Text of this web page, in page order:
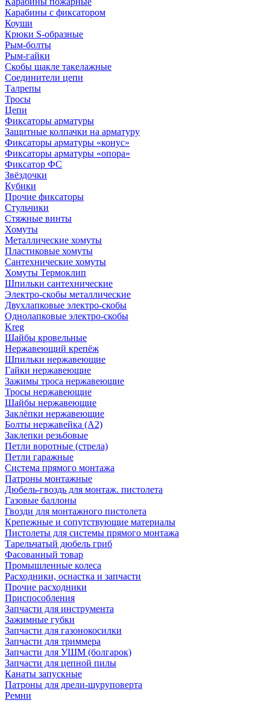
Карабины с фиксатором
Коуши
Крюки S-образные
Рым-болты
Рым-гайки
Скобы шакле такелажные
Соединители цепи
Талрепы
Тросы
Цепи
Фиксаторы арматуры
Защитные колпачки на арматуру
Фиксаторы арматуры «конус»
Фиксаторы арматуры «опора»
Фиксатор ФС
Звёздочки
Кубики
Прочие фиксаторы
Стульчики
Стяжные винты
Хомуты
Металлические хомуты
Пластиковые хомуты
Сантехнические хомуты
Хомуты Термоклип
Шпильки сантехнические
Электро-скобы металлические
Двухлапковые электро-скобы
Однолапковые электро-скобы
Kreg
Шайбы кровельные
Нержавеющий крепёж
Шпильки нержавеющие
Гайки нержавеющие
Зажимы троса нержавеющие
Тросы нержавеющие
Шайбы нержавеющие
Заклёпки нержавеющие
Болты нержавейка (А2)
Заклепки резьбовые
Петли воротные (стрела)
Петли гаражные
Система прямого монтажа
Патроны монтажные
Дюбель-гвоздь для монтаж. пистолета
Газовые баллоны
Гвозди для монтажного пистолета
Крепежные и сопутствующие материалы
Пистолеты для системы прямого монтажа
Тарельчатый дюбель гриб
Фасованный товар
Промышленные колеса
Расходники, оснастка и запчасти
Прочие расходники
Приспособления
Запчасти для инструмента
Зажимные губки
Запчасти для газонокосилки
Запчасти для триммера
Запчасти для УШМ (болгарок)
Запчасти для цепной пилы
Канаты запускные
Патроны для дрели-шуруповерта
Ремни